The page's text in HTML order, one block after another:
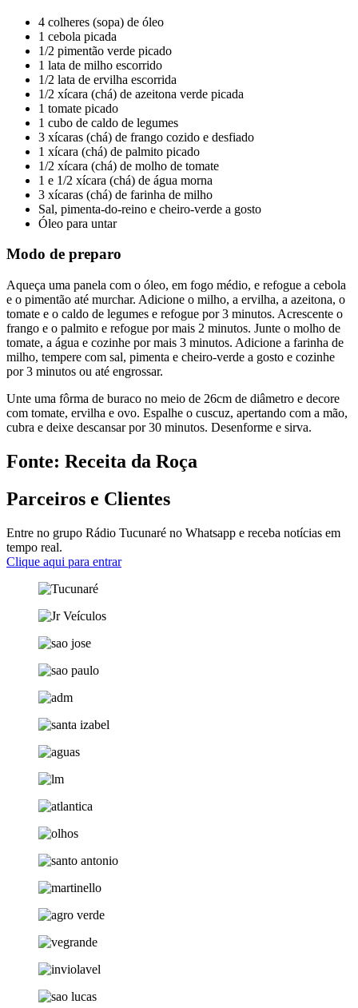
4 colheres (sopa) de óleo
1 cebola picada
1/2 pimentão verde picado
1 lata de milho escorrido
1/2 lata de ervilha escorrida
1/2 xícara (chá) de azeitona verde picada
1 tomate picado
1 cubo de caldo de legumes
3 xícaras (chá) de frango cozido e desfiado
1 xícara (chá) de palmito picado
1/2 xícara (chá) de molho de tomate
1 e 1/2 xícara (chá) de água morna
3 xícaras (chá) de farinha de milho
Sal, pimenta-do-reino e cheiro-verde a gosto
Óleo para untar
Modo de preparo
Aqueça uma panela com o óleo, em fogo médio, e refogue a cebola
e o pimentão até murchar. Adicione o milho, a ervilha, a azeitona, o
tomate e o caldo de legumes e refogue por 3 minutos. Acrescente o
frango e o palmito e refogue por mais 2 minutos. Junte o molho de
tomate, a água e cozinhe por mais 3 minutos. Adicione a farinha de
milho, tempere com sal, pimenta e cheiro-verde a gosto e cozinhe
por 3 minutos ou até engrossar.
Unte uma fôrma de buraco no meio de 26cm de diâmetro e decore
com tomate, ervilha e ovo. Espalhe o cuscuz, apertando com a mão,
cubra e deixe descansar por 30 minutos. Desenforme e sirva.
Fonte: Receita da Roça
Parceiros e Clientes
Entre no grupo Rádio Tucunaré no Whatsapp e receba notícias em
tempo real.
Clique aqui para entrar